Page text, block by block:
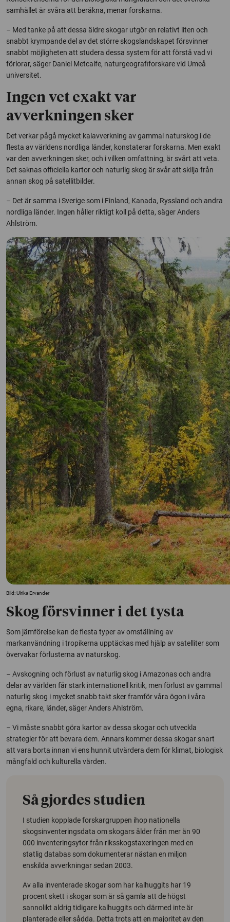
samhället är svåra att beräkna, menar forskarna.
– Med tanke på att dessa äldre skogar utgör en relativt liten och
snabbt krympande del av det större skogslandskapet försvinner
snabbt möjligheten att studera dessa system för att förstå vad vi
förlorar, säger Daniel Metcalfe, naturgeografiforskare vid Umeå
universitet.
Ingen vet exakt var
avverkningen sker
Det verkar pågå mycket kalavverkning av gammal naturskog i de
flesta av världens nordliga länder, konstaterar forskarna. Men exakt
var den avverkningen sker, och i vilken omfattning, är svårt att veta.
Det saknas officiella kartor och naturlig skog är svår att skilja från
annan skog på satellitbilder.
– Det är samma i Sverige som i Finland, Kanada, Ryssland och andra
nordliga länder. Ingen håller riktigt koll på detta, säger Anders
Ahlström.
Bild: Ulrika Ervander
Skog försvinner i det tysta
Som jämförelse kan de flesta typer av omställning av
markanvändning i tropikerna upptäckas med hjälp av satelliter som
övervakar förlusterna av naturskog.
– Avskogning och förlust av naturlig skog i Amazonas och andra
delar av världen får stark internationell kritik, men förlust av gammal
naturlig skog i mycket snabb takt sker framför våra ögon i våra
egna, rikare, länder, säger Anders Ahlström.
– Vi måste snabbt göra kartor av dessa skogar och utveckla
strategier för att bevara dem. Annars kommer dessa skogar snart
att vara borta innan vi ens hunnit utvärdera dem för klimat, biologisk
mångfald och kulturella värden.
Så gjordes studien
I studien kopplade forskargruppen ihop nationella
skogsinventeringsdata om skogars ålder från mer än 90
000 inventeringsytor från riksskogstaxeringen med en
statlig databas som dokumenterar nästan en miljon
enskilda avverkningar sedan 2003.
Av alla inventerade skogar som har kalhuggits har 19
procent skett i skogar som är så gamla att de högst
sannolikt aldrig tidigare kalhuggits och därmed inte är
planterade eller sådda. Detta trots att en majoritet av den